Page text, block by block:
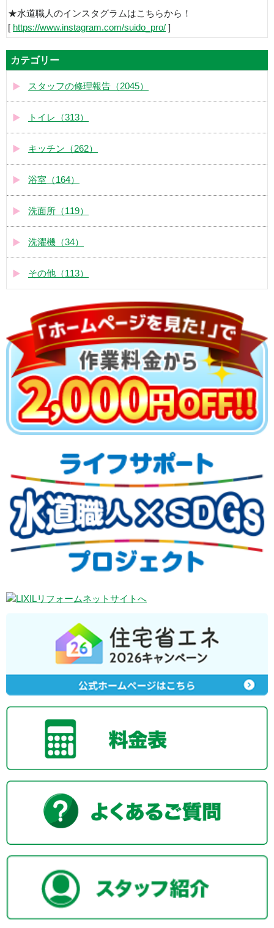
★水道職人のインスタグラムはこちらから！
[ https://www.instagram.com/suido_pro/ ]
カテゴリー
スタッフの修理報告（2045）
トイレ（313）
キッチン（262）
浴室（164）
洗面所（119）
洗濯機（34）
その他（113）